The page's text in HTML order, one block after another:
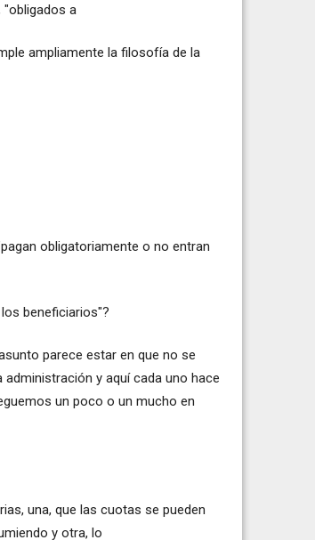
a
ampliamente la filosofía de la
obligatoriamente o no entran
beneficiarios"?
parece estar en que no se
y aquí cada uno hace
un poco o un mucho en
una, que las cuotas se pueden
y otra, lo